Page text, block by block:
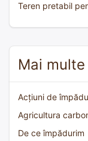
Teren pretabil
Mai
Acțiuni de
Agricultura
De ce împădurim